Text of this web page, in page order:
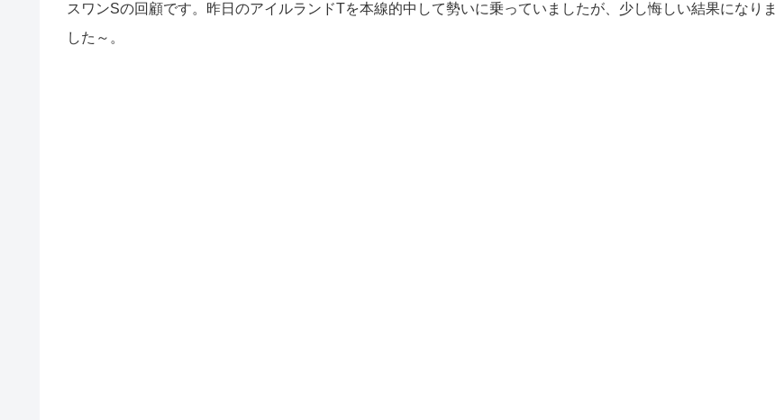
スワンSの回顧です。昨日のアイルランドTを本線的中して勢いに乗っていましたが、少し悔しい結果になりま
した～。